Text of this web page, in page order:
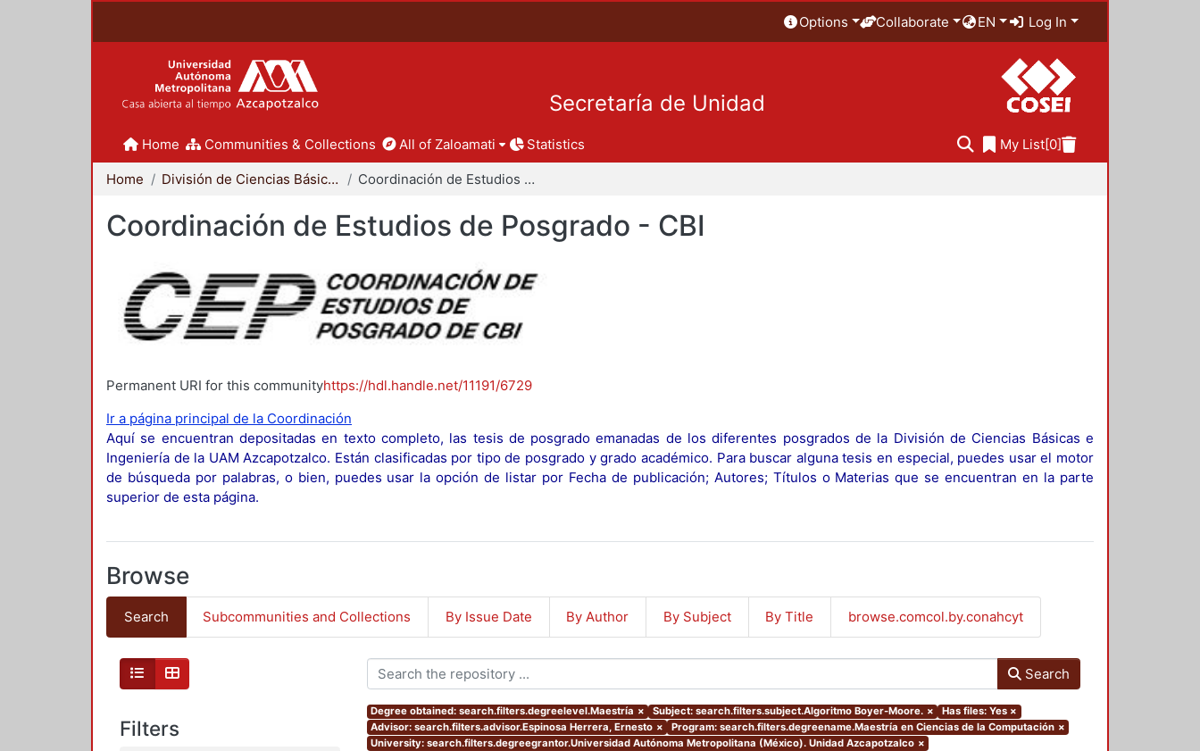
Options Collaborate EN Log In
Secretaría de Unidad
Home Communities & Collections All of Zaloamati Statistics My List[0]
Home División de Ciencias Básicas e Ingeniería Coordinación de Estudios de Posgrado - CBI
Coordinación de Estudios de Posgrado - CBI
Permanent URI for this communityhttps://hdl.handle.net/11191/6729
Ir a página principal de la Coordinación
Aquí se encuentran depositadas en texto completo, las tesis de posgrado emanadas de los diferentes posgrados de la División de Ciencias Básicas e
Ingeniería de la UAM Azcapotzalco. Están clasificadas por tipo de posgrado y grado académico. Para buscar alguna tesis en especial, puedes usar el motor
de búsqueda por palabras, o bien, puedes usar la opción de listar por Fecha de publicación; Autores; Títulos o Materias que se encuentran en la parte
superior de esta página.
Browse
Search Subcommunities and Collections By Issue Date By Author By Subject By Title browse.comcol.by.conahcyt
Filters
Search
Degree obtained: search.filters.degreelevel.Maestría × Subject: search.filters.subject.Algoritmo Boyer-Moore. × Has files: Yes ×
Advisor: search.filters.advisor.Espinosa Herrera, Ernesto × Program: search.filters.degreename.Maestría en Ciencias de la Computación ×
University: search.filters.degreegrantor.Universidad Autónoma Metropolitana (México). Unidad Azcapotzalco ×